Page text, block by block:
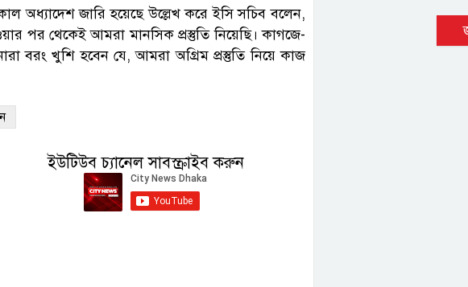
অধ্যাদেশ জারি হয়েছে উল্লেখ করে ইসি সচিব বলেন,
পর থেকেই আমরা মানসিক প্রস্তুতি নিয়েছি। কাগজে-
বরং খুশি হবেন যে, আমরা অগ্রিম প্রস্তুতি নিয়ে কাজ
ইউটিউব চ্যানেল সাবস্ক্রাইব করুন